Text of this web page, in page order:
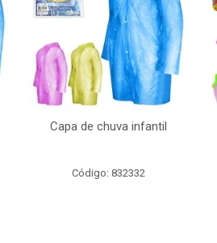
Capa de chuva infantil
Código: 832332